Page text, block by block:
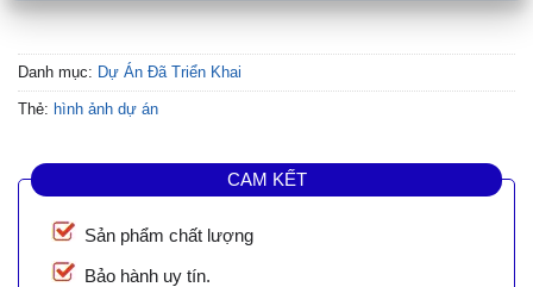
Danh mục: Dự Án Đã Triển Khai
Thẻ: hình ảnh dự án
CAM KẾT
Sản phẩm chất lượng
Bảo hành uy tín.